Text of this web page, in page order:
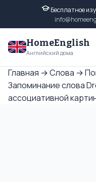
Бесплатное
HomeEnglish
Английский дома
Главная →Слова →
Запоминание слова
ассоциативной